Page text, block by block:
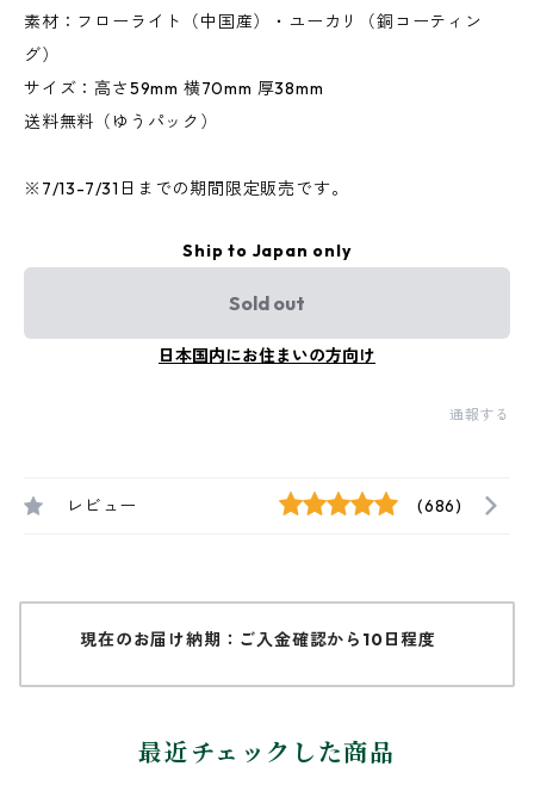
素材：フローライト（中国産）・ユーカリ（銅コーティン
グ）
サイズ：高さ59mm 横70mm 厚38mm
送料無料（ゆうパック）
※7/13-7/31日までの期間限定販売です。
Ship to Japan only
Sold out
日本国内にお住まいの方向け
通報する
レビュー (686)
現在のお届け納期：ご入金確認から10日程度
最近チェックした商品